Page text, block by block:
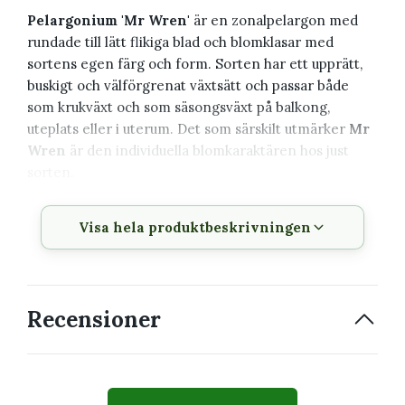
Pelargonium 'Mr Wren' är en zonalpelargon med
rundade till lätt flikiga blad och blomklasar med
sortens egen färg och form. Sorten har ett upprätt,
buskigt och välförgrenat växtsätt och passar både
som krukväxt och som säsongsväxt på balkong,
uteplats eller i uterum. Det som särskilt utmärker Mr
Wren är den individuella blomkaraktären hos just
Växtbeskrivning
Svenskt namn
Visa hela produktbeskrivningen
Recensioner